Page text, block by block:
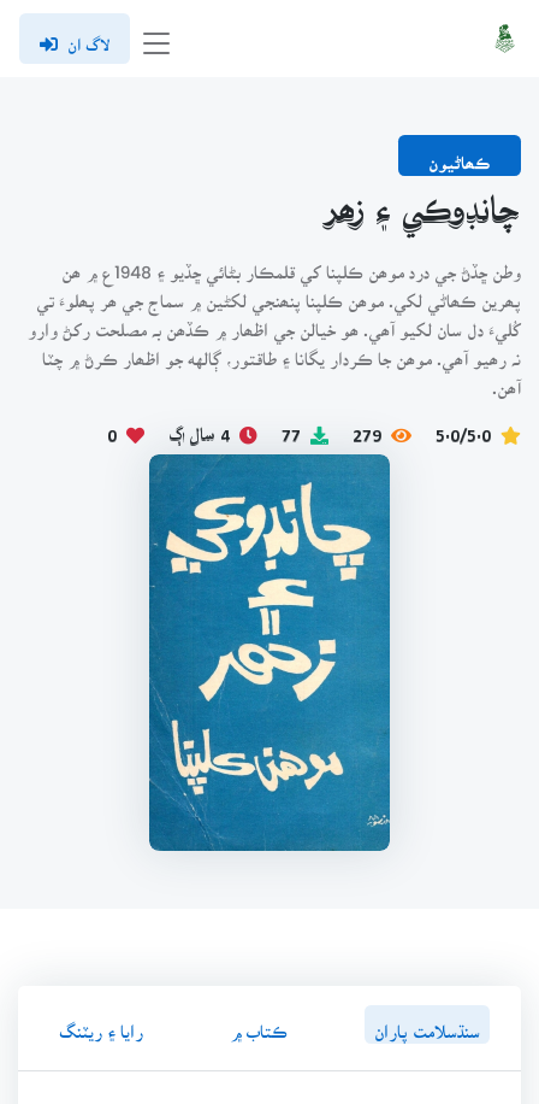
لاگ ان
ڪھاڻيون
چانڊوڪي ۽ زھر
پھرين ڪھاڻي لکي. موھن ڪلپنا پنھنجي لکڻين ۾ سماج جي ھر پھلوءَ تي
کُليءَ دل سان لکيو آھي. ھو خيالن جي اظھار ۾ ڪڏھن بہ مصلحت رکڻ وارو
نہ رھيو آھي. موھن جا ڪردار يگانا ۽ طاقتور، ڳالهه جو اظھار ڪرڻ ۾ چٽا
آھن.
5.0/5.0
279
77 4 سال اڳ 0
سنڌسلامت پاران ڪتاب ۾ رايا ۽ ريٽنگ